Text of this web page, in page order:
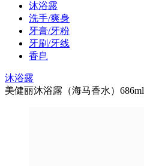
沐浴露
洗手/爽身
牙膏/牙粉
牙刷/牙线
香皀
沐浴露
美健丽沐浴露（海马香水）686ml